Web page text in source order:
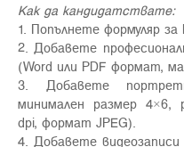
Как да кандидатствате:
1. Попълнете формуляр
2. Добавете
(Word или PDF формат,
3. Добавете
минимален размер 4×6,
dpi, формат JPEG).
4. Добавете